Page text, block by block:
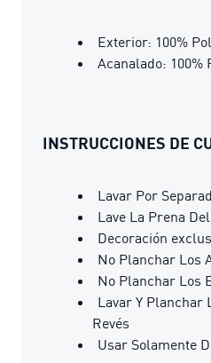
Exterior: 100%
Acanalado: 100%
INSTRUCCIONES DE
Lavar Por
Lave La Prena
Decoración
No Planchar Los
No Planchar Los
Lavar Y Planchar
Revés
Usar Solamente